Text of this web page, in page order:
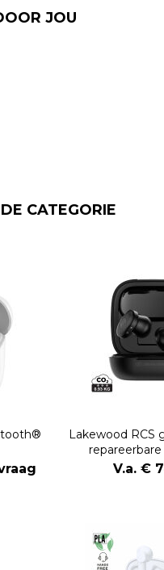
JOU
CATEGORIE
Lakewood RCS
repareerbare
V.a. €